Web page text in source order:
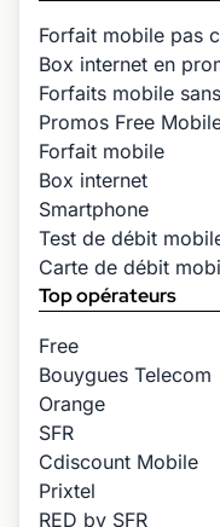
Forfait mobile pas
Box internet en
Forfaits mobile
Promos Free
Forfait mobile
Box internet
Smartphone
Test de débit
Carte de débit
Top opérateurs
Free
Bouygues Telecom
Orange
SFR
Cdiscount Mobile
Prixtel
RED by SFR